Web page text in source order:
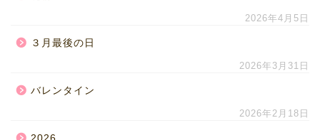
2026年4月5日
３月最後の日
2026年3月31日
バレンタイン
2026年2月18日